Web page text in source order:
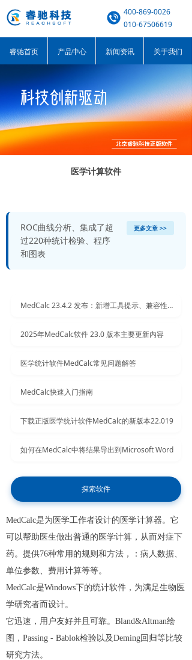
400-869-0026
010-67506619
睿驰首页 产品中心 新闻资讯 关于我们
医学计算软件
ROC曲线分析、集成了超
过220种统计检验、程序
和图表
更多文章 >>
MedCalc 23.4.2 发布：新增工具提示、兼容性提高与性能优化
2025年MedCalc软件 23.0 版本主要更新内容
医学统计软件MedCalc常见问题解答
MedCalc快速入门指南
下载正版医学统计软件MedCalc的新版本22.019
如何在MedCalc中将结果导出到Microsoft Word
探索软件
MedCalc是为医学工作者设计的医学计算器。它
可以帮助医生做出普通的医学计算，从而对症下
药。提供76种常用的规则和方法，：病人数据、
单位参数、费用计算等等。
MedCalc是Windows下的统计软件，为满足生物医
学研究者而设计。
它迅速，用户友好并且可靠。Bland&Altman绘
图，Passing - Bablok检验以及Deming回归等比较
研究方法。